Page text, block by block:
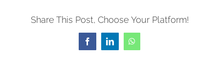
Share This Post, Choose Your Platform!
FacebookLinkedInWhatsApp